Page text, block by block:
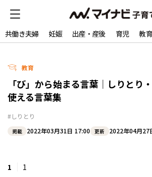
共働き夫婦 妊娠 出産・産後 育児 教育
教育
「び」から始まる言葉｜しりとり
使える言葉集
#しりとり
掲載 2022年03月31日 17:00 更新 2022年04月27
1 1